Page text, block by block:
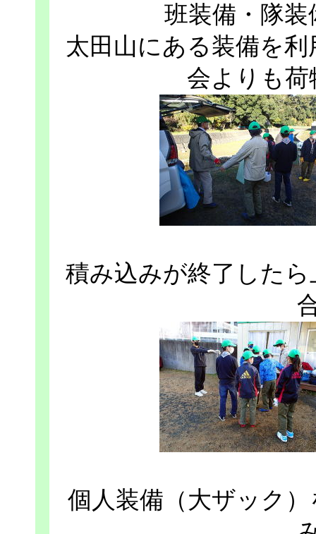
班装備・隊
太田山にある装備を
会よりも
積み込みが終了した
個人装備（大ザック